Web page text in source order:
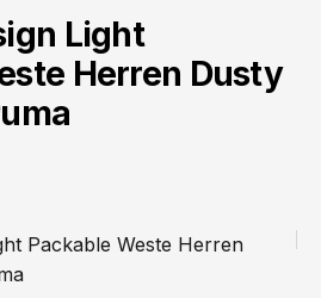
Light
Herren Dusty